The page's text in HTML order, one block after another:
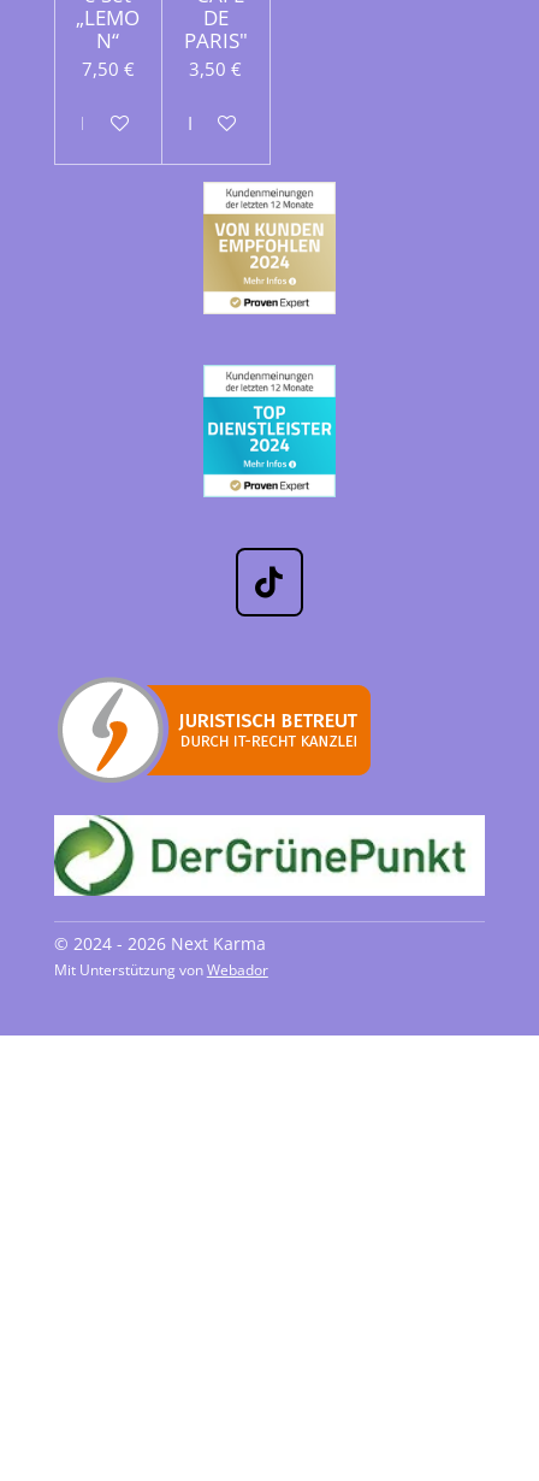
„LEMO
N“
7,50 €
In den Warenkorb
DE
PARIS"
3,50 €
In den Warenkorb
T
T
o
© 2024 - 2026 Next Karma
Mit Unterstützung von Webador